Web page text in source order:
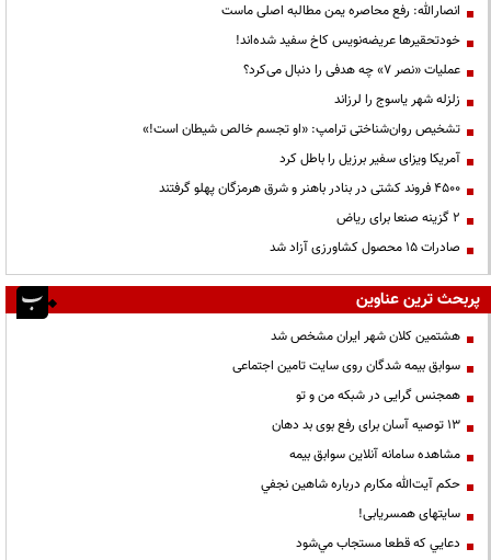
انصارالله: رفع محاصره یمن مطالبه اصلی ماست
خودتحقیرها عریضه‌نویس کاخ سفید شده‌اند!
عملیات «نصر ۷» چه هدفی را دنبال می‌کرد؟
زلزله شهر یاسوج را لرزاند
تشخیص روان‌شناختی ترامپ: «او تجسم خالص شیطان است!»
آمریکا ویزای سفیر برزیل را باطل کرد
۴۵۰۰ فروند کشتی در بنادر باهنر و شرق هرمزگان پهلو گرفتند
۲ گزینه صنعا برای ریاض
صادرات ۱۵ محصول کشاورزی آزاد شد
پربحث ترین عناوین
هشتمین کلان شهر ایران مشخص شد
سوابق بیمه شدگان روی سایت تامین اجتماعی
همجنس گرایی در شبکه من و تو
13 توصیه آسان برای رفع بوی بد دهان
مشاهده سامانه آنلاين سوابق بیمه
حكم آيت‌الله مكارم درباره شاهين نجفي
سایتهای همسریابی!
دعايي كه قطعا مستجاب مي‌شود